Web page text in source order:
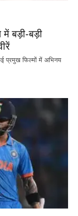
बड़ी-बड़ी
प्रमुख फिल्मों में अभिनय